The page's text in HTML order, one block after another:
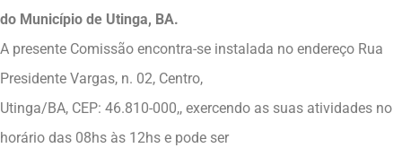
do Município de Utinga, BA.
A presente Comissão encontra-se instalada no endereço Rua
Presidente Vargas, n. 02, Centro,
Utinga/BA, CEP: 46.810-000,, exercendo as suas atividades no
horário das 08hs às 12hs e pode ser